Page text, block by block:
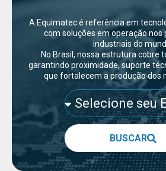
A Equimatec é referência em
com soluções em operação nos
industriais do
No Brasil, nossa estrutura cobre
garantindo proximidade, suporte
que fortalecem a produção dos
BUSCAR